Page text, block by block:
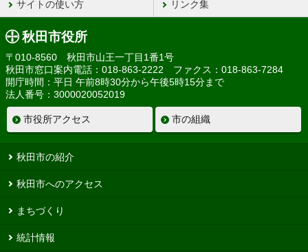
サイトの使い方 リンク集
秋田市役所
〒010-8560 秋田市山王一丁目1番1号
秋田市窓口案内電話：018-863-2222 ファクス：018-863-7284
開庁時間：平日 午前8時30分から午後5時15分まで
法人番号：3000020052019
市役所アクセス 市の組織
秋田市の紹介
秋田市へのアクセス
まちづくり
統計情報